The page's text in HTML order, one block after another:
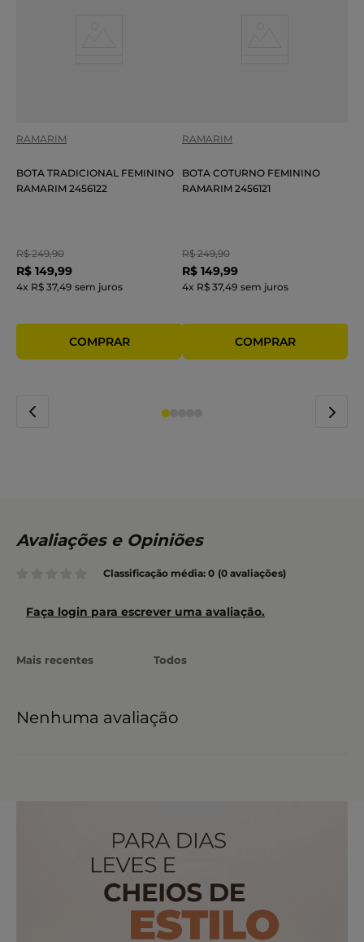
RAMARIM
BOTA TRADICIONAL FEMININO
RAMARIM 2456122
R$ 249,90
R$ 149,99
4x R$ 37,49 sem juros
RAMARIM
BOTA COTURNO FEMININO
RAMARIM 2456121
R$ 249,90
R$ 149,99
4x R$ 37,49 sem juros
Classificação média: 0 (0 avaliações)
Faça login para escrever uma avaliação.
Mais recentes Todos
Nenhuma avaliação